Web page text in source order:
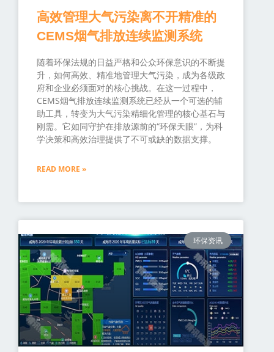
高效管理大气污染离不开精准的
CEMS烟气排放连续监测系统
随着环保法规的日益严格和公众环保意识的不断提
升，如何高效、精准地管理大气污染，成为各级政
府和企业必须面对的核心挑战。在这一过程中，
CEMS烟气排放连续监测系统已经从一个可选的辅
助工具，转变为大气污染精细化管理的核心基石与
刚需。它如同守护在排放源前的“环保天眼”，为科
学决策和高效治理提供了不可或缺的数据支撑。
READ MORE »
环保资讯